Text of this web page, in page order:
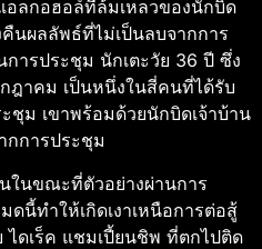
อลกอฮอล์ที่ล้มเหลวของนักบิด
นผลลัพธ์ที่ไม่เป็นลบจากการ
ารประชุม นักเตะวัย 36 ปี ซึ่ง
ฎาคม เป็นหนึ่งในสี่คนที่ได้รับ
ชุม เขาพร้อมด้วยนักบิดเจ้าบ้าน
กการประชุม
ในขณะที่ตัวอย่างผ่านการ
นี้ทำให้เกิดเงาเหนือการต่อสู้
ไดเร็ค แชมเปี้ยนชิพ ที่ตกไปติด